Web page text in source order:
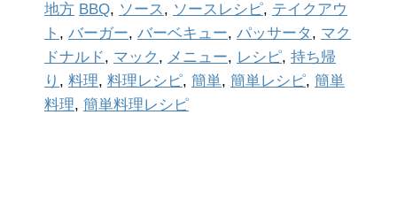
地方 BBQ, ソース, ソースレシピ, テイクアウ
ト , バーガー, バーベキュー, パッサータ , マク
ドナルド, マック , メニュー, レシピ, 持ち帰
り , 料理, 料理レシピ, 簡単, 簡単レシピ, 簡単
料理, 簡単料理レシピ